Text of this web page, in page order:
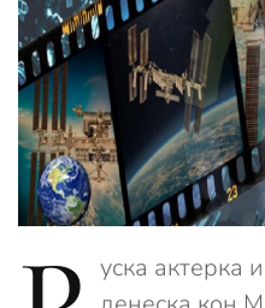
уска актерка